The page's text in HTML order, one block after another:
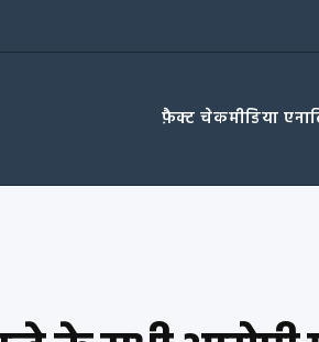
फ़ैक्ट चेकमीडिया